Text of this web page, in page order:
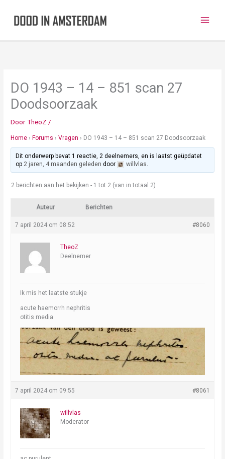
DO 1943 – 14 – 851 scan 27
Doodsoorzaak
DoorTheoZ /
Home › Forums › Vragen › DO 1943 – 14 – 851 scan 27 Doodsoorzaak
Dit onderwerp bevat 1 reactie, 2 deelnemers, en is laatst geüpdatet
op 2 jaren, 4 maanden geleden door willvlas.
2 berichten aan het bekijken - 1 tot 2 (van in totaal 2)
Auteur Berichten
7 april 2024 om 08:52 #8060
TheoZ
Deelnemer
Ik mis het laatste stukje
acute haemorrh nephritis
otitis media
7 april 2024 om 09:55 #8061
willvlas
Moderator